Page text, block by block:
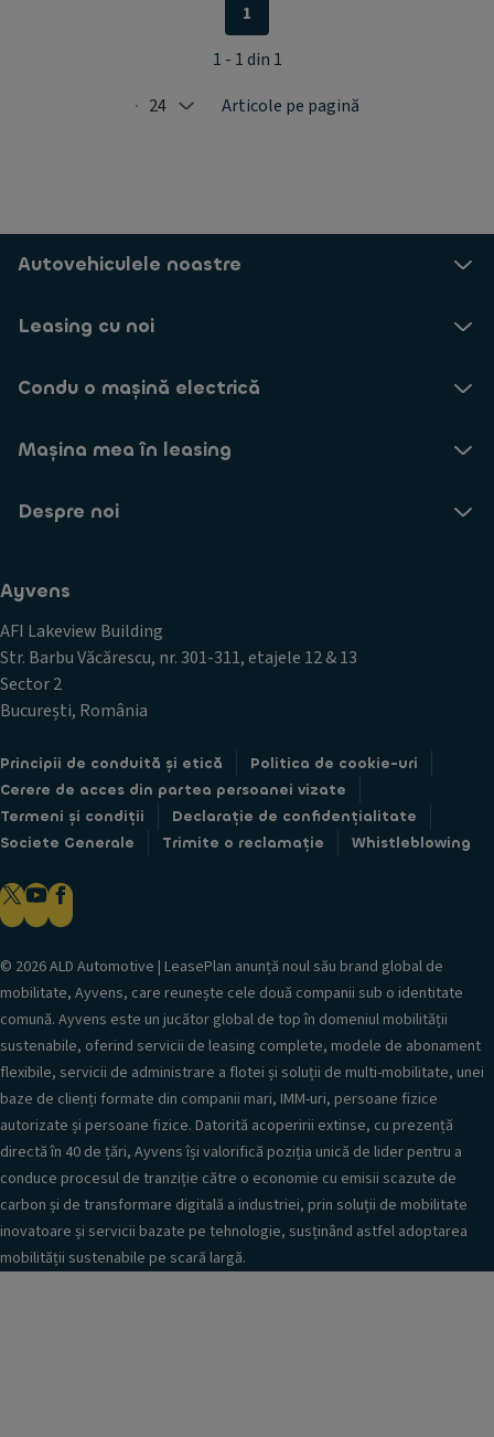
Selected: 24
24 Articole pe pagină
1
1 - 1 din 1
Autovehiculele noastre
Leasing cu noi
Condu o mașină electrică
Mașina mea în leasing
Despre noi
Ayvens
AFI Lakeview Building
Str. Barbu Văcărescu, nr. 301-311, etajele 12 & 13
Sector 2
București, România
Principii de conduită și etică
Politica de cookie-uri
Cerere de acces din partea persoanei vizate
Termeni și condiții
Declarație de confidențialitate
Societe Generale
Trimite o reclamație Whistleblowing
© 2026 ALD Automotive | LeasePlan anunță noul său brand global de
mobilitate, Ayvens, care reunește cele două companii sub o identitate
comună. Ayvens este un jucător global de top în domeniul mobilității
sustenabile, oferind servicii de leasing complete, modele de abonament
flexibile, servicii de administrare a flotei și soluții de multi-mobilitate, unei
baze de clienți formate din companii mari, IMM-uri, persoane fizice
autorizate și persoane fizice. Datorită acoperirii extinse, cu prezență
directă în 40 de țări, Ayvens își valorifică poziția unică de lider pentru a
conduce procesul de tranziție către o economie cu emisii scazute de
carbon și de transformare digitală a industriei, prin soluții de mobilitate
inovatoare și servicii bazate pe tehnologie, susținând astfel adoptarea
mobilității sustenabile pe scară largă.